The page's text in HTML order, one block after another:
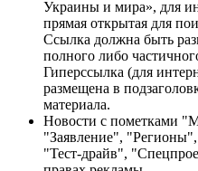
Украины и мира», для
прямая открытая для
Ссылка должна быть
полного либо
Гиперссылка (для
размещена в
материала.
Новости с пометками
"Заявление",
"Тест-драйв",